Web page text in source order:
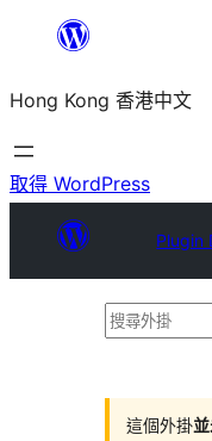
主
要
內
Hong Kong 香港中文
取得 WordPress
Plugin
搜
這個外掛